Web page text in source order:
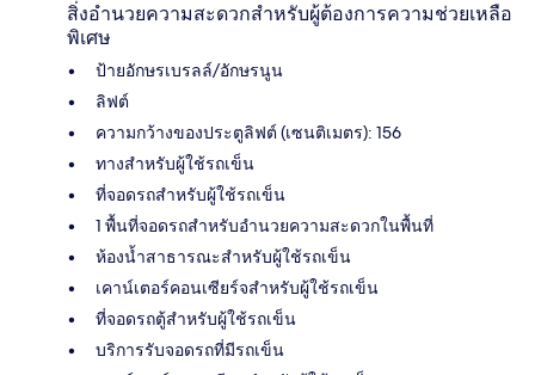
สิ่งอำนวยความสะดวกสำหรับผู้ต้องการความช่วยเหลือ
พิเศษ
ป้ายอักษรเบรลล์/อักษรนูน
ลิฟต์
ความกว้างของประตูลิฟต์ (เซนติเมตร): 156
ทางสำหรับผู้ใช้รถเข็น
ที่จอดรถสำหรับผู้ใช้รถเข็น
1 พื้นที่จอดรถสำหรับอำนวยความสะดวกในพื้นที่
ห้องน้ำสาธารณะสำหรับผู้ใช้รถเข็น
เคาน์เตอร์คอนเซียร์จสำหรับผู้ใช้รถเข็น
ที่จอดรถตู้สำหรับผู้ใช้รถเข็น
บริการรับจอดรถที่มีรถเข็น